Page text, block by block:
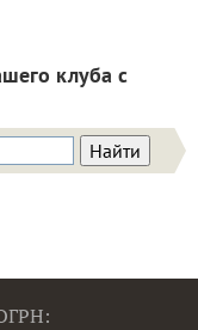
клуба с